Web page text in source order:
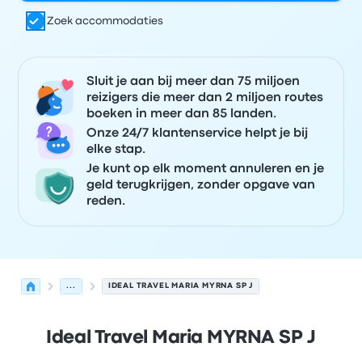
Zoek accommodaties
Sluit je aan bij meer dan 75 miljoen
reizigers die meer dan 2 miljoen routes
boeken in meer dan 85 landen.
Onze 24/7 klantenservice helpt je bij
elke stap.
Je kunt op elk moment annuleren en je
geld terugkrijgen, zonder opgave van
reden.
... IDEAL TRAVEL MARIA MYRNA SP J
Ideal Travel Maria MYRNA SP J